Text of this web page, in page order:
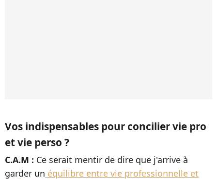
Vos indispensables pour concilier vie pro
et vie perso ?
C.A.M : Ce serait mentir de dire que j'arrive à
garder un équilibre entre vie professionnelle et